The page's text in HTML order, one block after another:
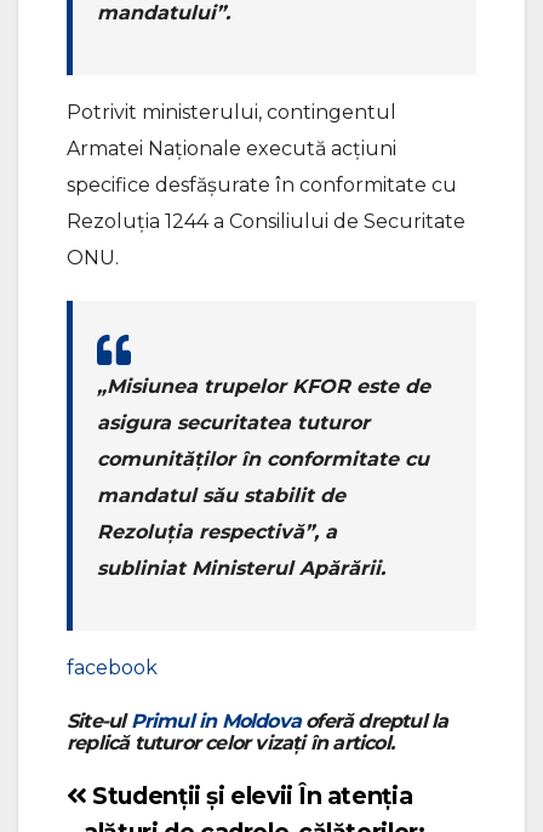
mandatului”.
Potrivit ministerului, contingentul
Armatei Naționale execută acțiuni
specifice desfășurate în conformitate cu
Rezoluția 1244 a Consiliului de Securitate
ONU.
„Misiunea trupelor KFOR este de
asigura securitatea tuturor
comunităților în conformitate cu
mandatul său stabilit de
Rezoluția respectivă”, a
subliniat Ministerul Apărării.
facebook
Site-ulPrimul in Moldovaoferă dreptul la
replică tuturor celor vizați în articol.
Navigare
În atenția
Studenții și elevii